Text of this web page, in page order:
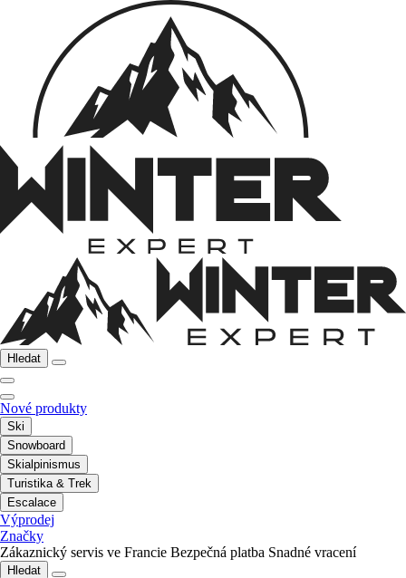
Hledat
Nové produkty
Ski
Snowboard
Skialpinismus
Turistika & Trek
Escalace
Výprodej
Značky
Zákaznický servis ve Francie Bezpečná platba Snadné vracení
Hledat